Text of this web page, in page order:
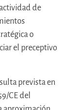
de
o
el preceptivo
prevista en
CE del